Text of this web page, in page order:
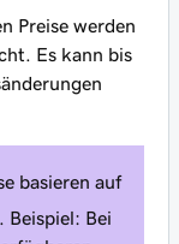
Preise werden
Es kann bis
basieren auf
Beispiel: Bei